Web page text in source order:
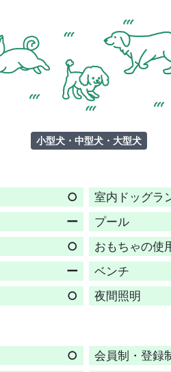
小型犬・中型犬・大型犬
○
室内ドッグラ
ー
プール
○
おもちゃの使
ー
ベンチ
○ 夜間照明
○
会員制・登録